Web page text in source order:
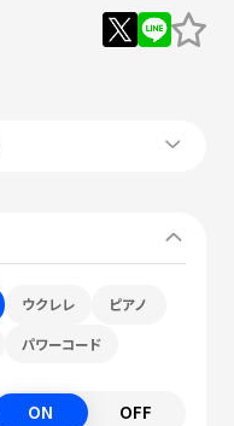
ウクレレ ピアノ
パワーコード
ON OFF